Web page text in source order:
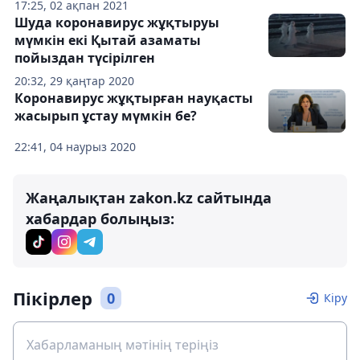
17:25, 02 ақпан 2021
20:32, 29 қаңтар 2020
Шуда коронавирус жұқтыруы
мүмкін екі Қытай азаматы
пойыздан түсірілген
22:41, 04 наурыз 2020
Коронавирус жұқтырған науқасты
жасырып ұстау мүмкін бе?
Жаңалықтан zakon.kz сайтында
хабардар болыңыз:
Пікірлер 0 Кіру